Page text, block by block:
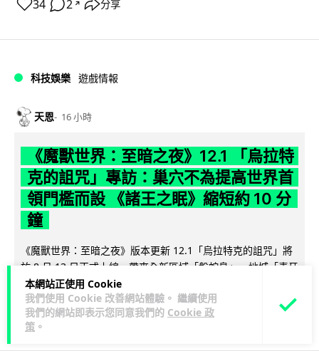
本網站正使用 Cookie
我們使用 Cookie 改善網站體驗。 繼續使用
我們的網站即表示您同意我們的 Cookie 政
策 。
34 2 ↗ 分享
科技娛樂 遊戲情報
天恩 16 小時
《魔獸世界：至暗之夜》12.1 「烏拉特
克的詛咒」專訪：巢穴不為提高世界首
領門檻而設 《諸王之眠》縮短約 10 分
鐘
《魔獸世界：至暗之夜》版本更新 12.1「烏拉特克的詛咒」將
於 8 月 13 日正式上線，帶來全新區域「盤蛇島」、地城「毒牙
祭壇」、新型態世... 閱讀全文
71 分享